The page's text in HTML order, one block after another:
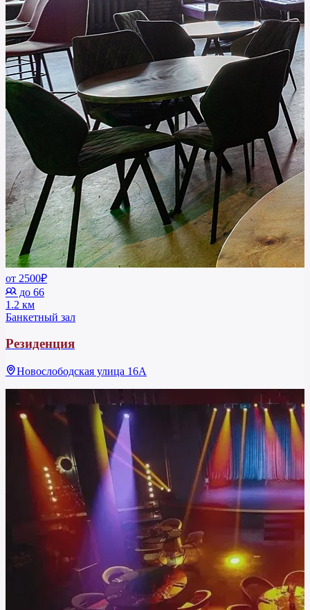
от 2500₽
до 66
1.2 км
Банкетный зал
Резиденция
Новослободская улица 16А